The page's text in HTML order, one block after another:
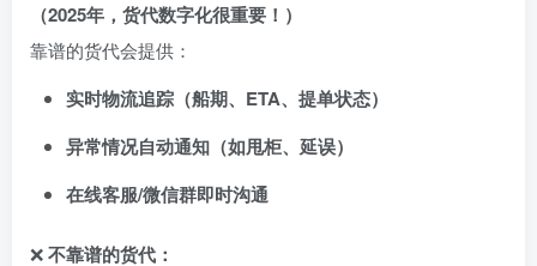
（2025年，货代数字化很重要！）
靠谱的货代会提供：
实时物流追踪（船期、ETA、提单状态）
异常情况自动通知（如甩柜、延误）
在线客服/微信群即时沟通
❌不靠谱的货代：